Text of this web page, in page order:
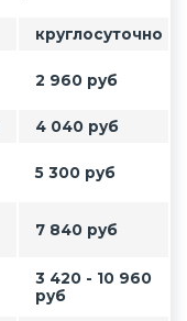
круглосуточно
2 960 руб
4 040 руб
5 300 руб
7 840 руб
3 420 - 10 960
руб